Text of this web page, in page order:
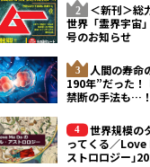
＜新刊＞
世界「霊界宇宙
号のお知らせ
人間の寿命
190年”だった！
禁断の手法も…！
世界規模の
ってくる／Love
ストロロジー｣